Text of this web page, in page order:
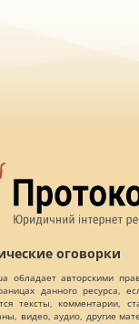
оговорки
обладает авторскими
данного ресурса,
тексты, комментарии,
видео, аудио, другие